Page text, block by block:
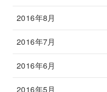
2016年8月
2016年7月
2016年6月
2016年5月